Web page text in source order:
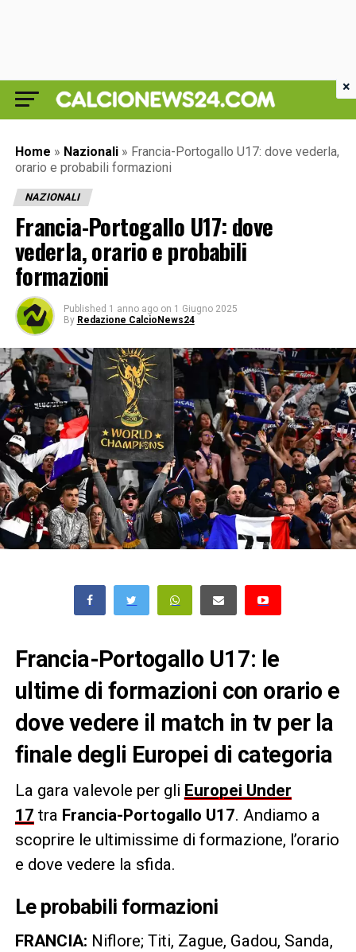
Home » Nazionali » Francia-Portogallo U17: dove vederla,
orario e probabili formazioni
NAZIONALI
Francia-Portogallo U17: dove
vederla, orario e probabili
formazioni
Published 1 anno ago on 1 Giugno 2025
By Redazione CalcioNews24
Francia-Portogallo U17: le
ultime di formazioni con orario e
dove vedere il match in tv per la
finale degli Europei di categoria
La gara valevole per gli Europei Under
17 tra Francia-Portogallo U17. Andiamo a
scoprire le ultimissime di formazione, l’orario
e dove vedere la sfida.
Le probabili formazioni
FRANCIA: Niflore; Titi, Zague, Gadou, Sanda,
×